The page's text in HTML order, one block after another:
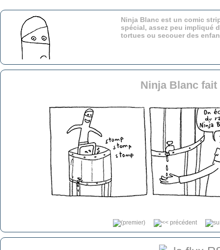
Ninja Blanc est un comic
spécial, assez peu impliqué
tortues ou secouer des
Ninja Blanc fait